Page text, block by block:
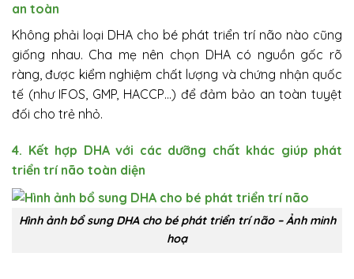
an toàn
Không phải loại DHA cho bé phát triển trí não nào cũng
giống nhau. Cha mẹ nên chọn DHA có nguồn gốc rõ
ràng, được kiểm nghiệm chất lượng và chứng nhận quốc
tế (như IFOS, GMP, HACCP…) để đảm bảo an toàn tuyệt
đối cho trẻ nhỏ.
4. Kết hợp DHA với các dưỡng chất khác giúp phát
triển trí não toàn diện
Hình ảnh bổ sung DHA cho bé phát triển trí não – Ảnh minh
hoạ